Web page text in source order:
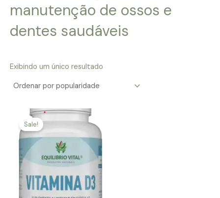
manutenção de ossos e
dentes saudáveis
Exibindo um único resultado
Sale!